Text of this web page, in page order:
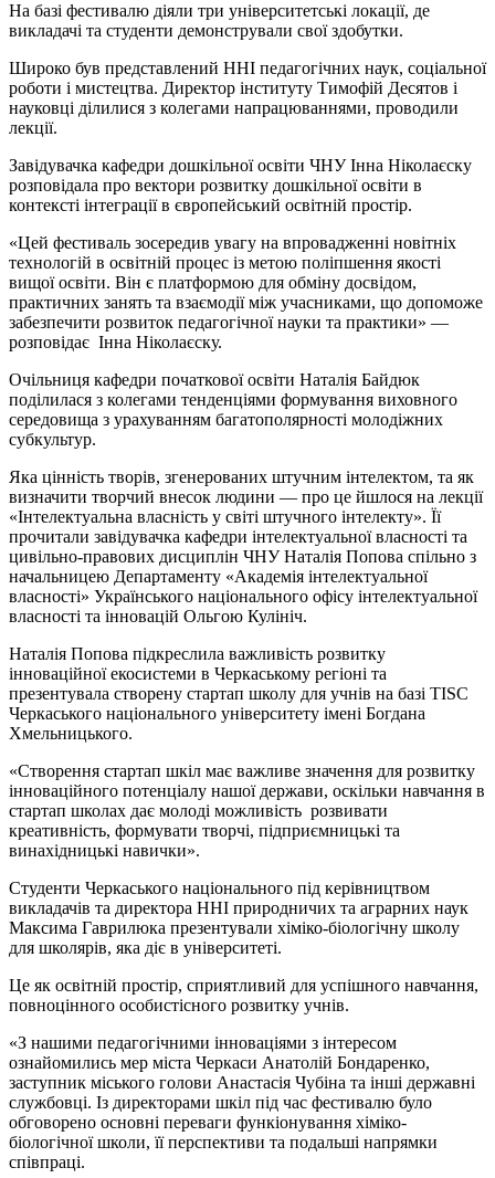
На базі фестивалю діяли три університетські локації, де
викладачі та студенти демонстрували свої здобутки.
Широко був представлений ННІ педагогічних наук, соціальної
роботи і мистецтва. Директор інституту Тимофій Десятов і
науковці ділилися з колегами напрацюваннями, проводили
лекції.
Завідувачка кафедри дошкільної освіти ЧНУ Інна Ніколаєску
розповідала про вектори розвитку дошкільної освіти в
контексті інтеграції в європейський освітній простір.
«Цей фестиваль зосередив увагу на впровадженні новітніх
технологій в освітній процес із метою поліпшення якості
вищої освіти. Він є платформою для обміну досвідом,
практичних занять та взаємодії між учасниками, що допоможе
забезпечити розвиток педагогічної науки та практики» —
розповідає Інна Ніколаєску.
Очільниця кафедри початкової освіти Наталія Байдюк
поділилася з колегами тенденціями формування виховного
середовища з урахуванням багатополярності молодіжних
субкультур.
Яка цінність творів, згенерованих штучним інтелектом, та як
визначити творчий внесок людини — про це йшлося на лекції
«Інтелектуальна власність у світі штучного інтелекту». Її
прочитали завідувачка кафедри інтелектуальної власності та
цивільно-правових дисциплін ЧНУ Наталія Попова спільно з
начальницею Департаменту «Академія інтелектуальної
власності» Українського національного офісу інтелектуальної
власності та інновацій Ольгою Кулініч.
Наталія Попова підкреслила важливість розвитку
інноваційної екосистеми в Черкаському регіоні та
презентувала створену стартап школу для учнів на базі TISC
Черкаського національного університету імені Богдана
Хмельницького.
«Створення стартап шкіл має важливе значення для розвитку
інноваційного потенціалу нашої держави, оскільки навчання в
стартап школах дає молоді можливість розвивати
креативність, формувати творчі, підприємницькі та
винахідницькі навички».
Студенти Черкаського національного під керівництвом
викладачів та директора ННІ природничих та аграрних наук
Максима Гаврилюка презентували хіміко-біологічну школу
для школярів, яка діє в університеті.
Це як освітній простір, сприятливий для успішного навчання,
повноцінного особистісного розвитку учнів.
«З нашими педагогічними інноваціями з інтересом
ознайомились мер міста Черкаси Анатолій Бондаренко,
заступник міського голови Анастасія Чубіна та інші державні
службовці. Із директорами шкіл під час фестивалю було
обговорено основні переваги функіонування хіміко-
біологічної школи, її перспективи та подальші напрямки
співпраці.